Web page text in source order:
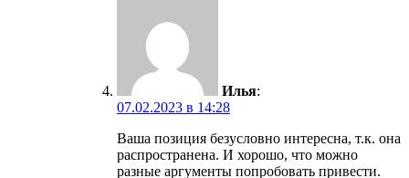
Илья:
07.02.2023 в 14:28
Ваша позиция безусловно интересна, т.к. она
распространена. И хорошо, что можно
разные аргументы попробовать привести.